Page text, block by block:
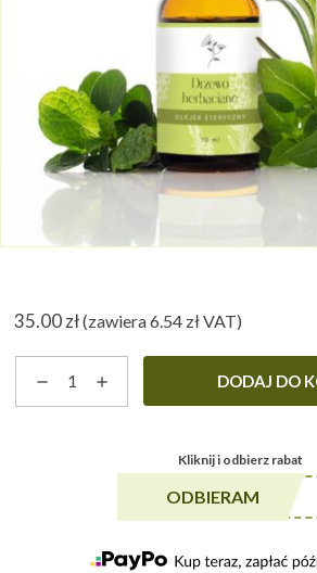
35.00zł(zawiera6.54 złVAT)
Drzewo
DODAJ DO
Kliknij i odbierz rabat
ODBIERAM
******A5